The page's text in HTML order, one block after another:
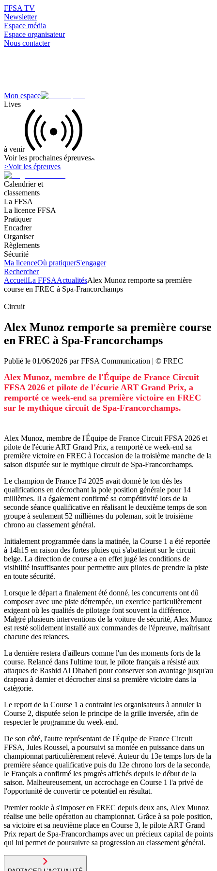
FFSA TV
Newsletter
Espace média
Espace organisateur
Nous contacter
Mon espace
Lives
à venir
Voir les prochaines épreuves
>Voir les épreuves
Calendrier et
classements
La FFSA
La licence FFSA
Pratiquer
Encadrer
Organiser
Règlements
Sécurité
Ma licenceOù pratiquerS'engager
Rechercher
AccueilLa FFSAActualitésAlex Munoz remporte sa première
course en FREC à Spa-Francorchamps
Circuit
Alex Munoz remporte sa première course
en FREC à Spa-Francorchamps
Publié le 01/06/2026 parFFSA Communication | © FREC
Alex Munoz, membre de l'Équipe de France Circuit
FFSA 2026 et pilote de l'écurie ART Grand Prix, a
remporté ce week-end sa première victoire en FREC
sur le mythique circuit de Spa-Francorchamps.
Alex Munoz, membre de l'Équipe de France Circuit FFSA 2026 et
pilote de l'écurie ART Grand Prix, a remporté ce week-end sa
première victoire en FREC à l'occasion de la troisième manche de la
saison disputée sur le mythique circuit de Spa-Francorchamps.
Le champion de France F4 2025 avait donné le ton dès les
qualifications en décrochant la pole position générale pour 14
millièmes. Il a également confirmé sa compétitivité lors de la
seconde séance qualificative en réalisant le deuxième temps de son
groupe à seulement 52 millièmes du poleman, soit le troisième
chrono au classement général.
Initialement programmée dans la matinée, la Course 1 a été reportée
à 14h15 en raison des fortes pluies qui s'abattaient sur le circuit
belge. La direction de course a en effet jugé les conditions de
visibilité insuffisantes pour permettre aux pilotes de prendre la piste
en toute sécurité.
Lorsque le départ a finalement été donné, les concurrents ont dû
composer avec une piste détrempée, un exercice particulièrement
exigeant où les qualités de pilotage font souvent la différence.
Malgré plusieurs interventions de la voiture de sécurité, Alex Munoz
est resté solidement installé aux commandes de l'épreuve, maîtrisant
chacune des relances.
La dernière restera d'ailleurs comme l'un des moments forts de la
course. Relancé dans l'ultime tour, le pilote français a résisté aux
attaques de Rashid Al Dhaheri pour conserver son avantage jusqu'au
drapeau à damier et décrocher ainsi sa première victoire dans la
catégorie.
Le report de la Course 1 a contraint les organisateurs à annuler la
Course 2, disputée selon le principe de la grille inversée, afin de
respecter le programme du week-end.
De son côté, l'autre représentant de l'Équipe de France Circuit
FFSA, Jules Roussel, a poursuivi sa montée en puissance dans un
championnat particulièrement relevé. Auteur du 13e temps lors de la
première séance qualificative puis du 12e chrono lors de la seconde,
le Français a confirmé les progrès affichés depuis le début de la
saison. Malheureusement, un accrochage en Course 1 l'a privé de
l'opportunité de convertir ce potentiel en résultat.
Premier rookie à s'imposer en FREC depuis deux ans, Alex Munoz
réalise une belle opération au championnat. Grâce à sa pole position,
sa victoire et sa neuvième place en Course 3, le pilote ART Grand
Prix repart de Spa-Francorchamps avec un précieux capital de points
qui lui permet de poursuivre sa progression au classement général.